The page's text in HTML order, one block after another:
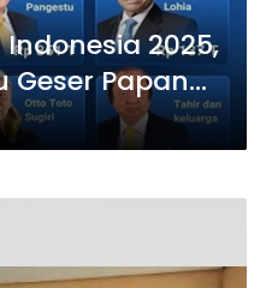
2025,
Geser Papan